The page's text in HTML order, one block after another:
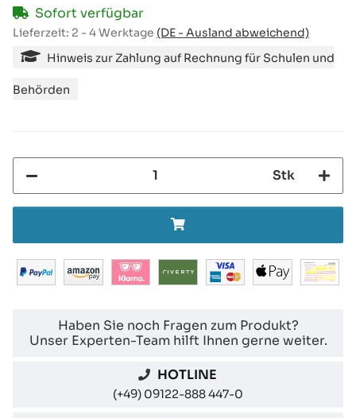
Sofort verfügbar
Lieferzeit: 2 - 4 Werktage (DE - Ausland abweichend)
Hinweis zur Zahlung auf Rechnung für Schulen und
Behörden
Stk
Haben Sie noch Fragen zum Produkt?
Unser Experten-Team hilft Ihnen gerne weiter.
HOTLINE
(+49) 09122-888 447-0